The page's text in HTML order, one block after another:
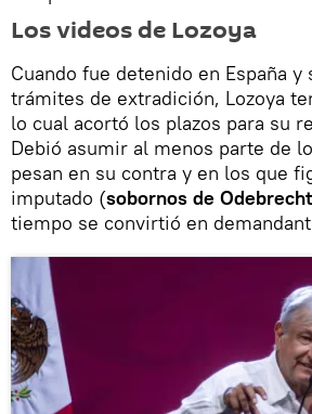
Los videos de Lozoya
Cuando fue detenido en España
trámites de extradición, Lozoya
lo cual acortó los plazos para su
Debió asumir al menos parte de
pesan en su contra y en los que
imputado (sobornos de Odebrecht
tiempo se convirtió en